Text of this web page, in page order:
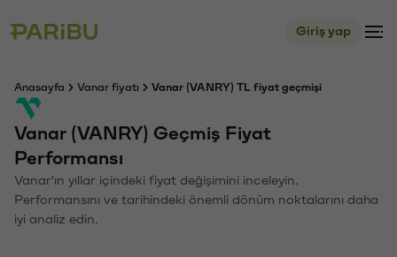
Giriş yap
Anasayfa Vanar fiyatı Vanar (VANRY) TL fiyat geçmişi
Vanar (VANRY) Geçmiş Fiyat
Performansı
Vanar'ın yıllar içindeki fiyat değişimini inceleyin.
Performansını ve tarihindeki önemli dönüm noktalarını daha
iyi analiz edin.